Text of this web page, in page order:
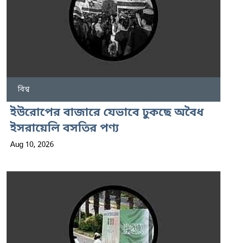
বিশ্ব
ইউরোপের বাজারে যেভাবে ঢুকছে অবৈধ
ইসরায়েলি বসতির পণ্য
Aug 10, 2026